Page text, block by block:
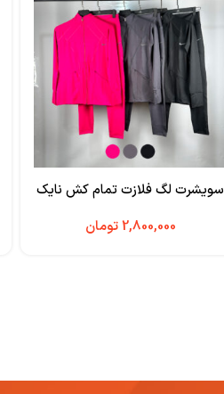
سویشرت لگ فلازت تمام کش نایک
تومان